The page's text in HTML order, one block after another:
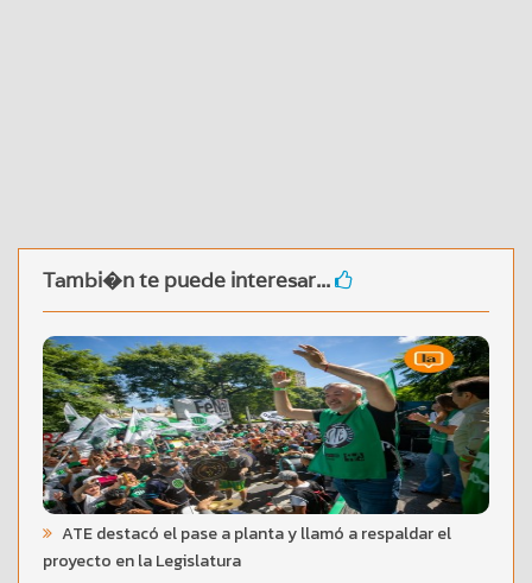
Tambi�n te puede interesar...
ATE destacó el pase a planta y llamó a respaldar el
proyecto en la Legislatura